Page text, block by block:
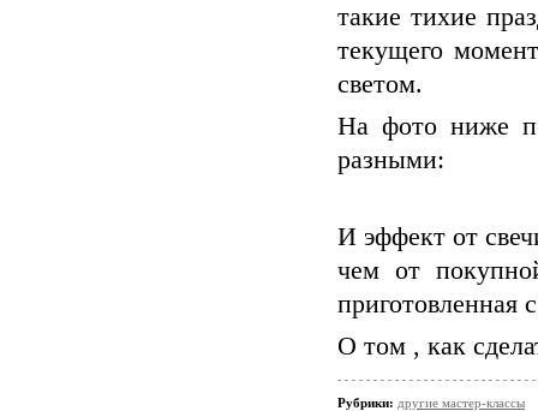
такие тихие
текущего
светом.
На фото ниже
разными:
И эффект от
чем от
приготовленная
О том , как
Рубрики: другие мастер-классы